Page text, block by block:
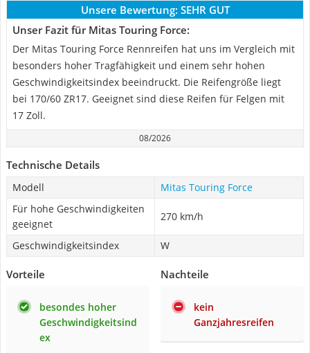
Unsere Bewertung: SEHR GUT
Unser Fazit für Mitas Touring Force:
Der Mitas Touring Force Rennreifen hat uns im Vergleich mit
besonders hoher Tragfähigkeit und einem sehr hohen
Geschwindigkeitsindex beeindruckt. Die Reifengröße liegt
bei 170/60 ZR17. Geeignet sind diese Reifen für Felgen mit
17 Zoll.
08/2026
Technische Details
Modell
Mitas Touring Force
Für hohe Geschwindigkeiten
geeignet
270 km/h
Geschwindigkeitsindex W
Vorteile
besondes hoher
Geschwindigkeitsind
ex
Nachteile
kein
Ganzjahresreifen